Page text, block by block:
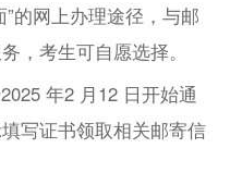
”的网上办理途径，与邮
，考生可自愿选择。
年2 月12 日开始通
写证书领取相关邮寄信